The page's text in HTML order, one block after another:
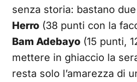
senza storia: bastano
Herro (38 punti con la
Bam Adebayo (15 punti,
mettere in ghiaccio la
resta solo l’amarezza di